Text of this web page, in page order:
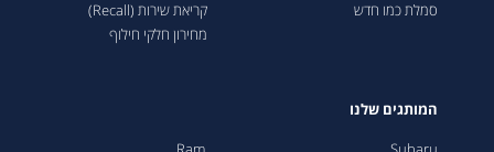
סמלת כמו חדש
קריאת שירות (Recall)
מחירון חלקי חילוף
המותגים שלנו